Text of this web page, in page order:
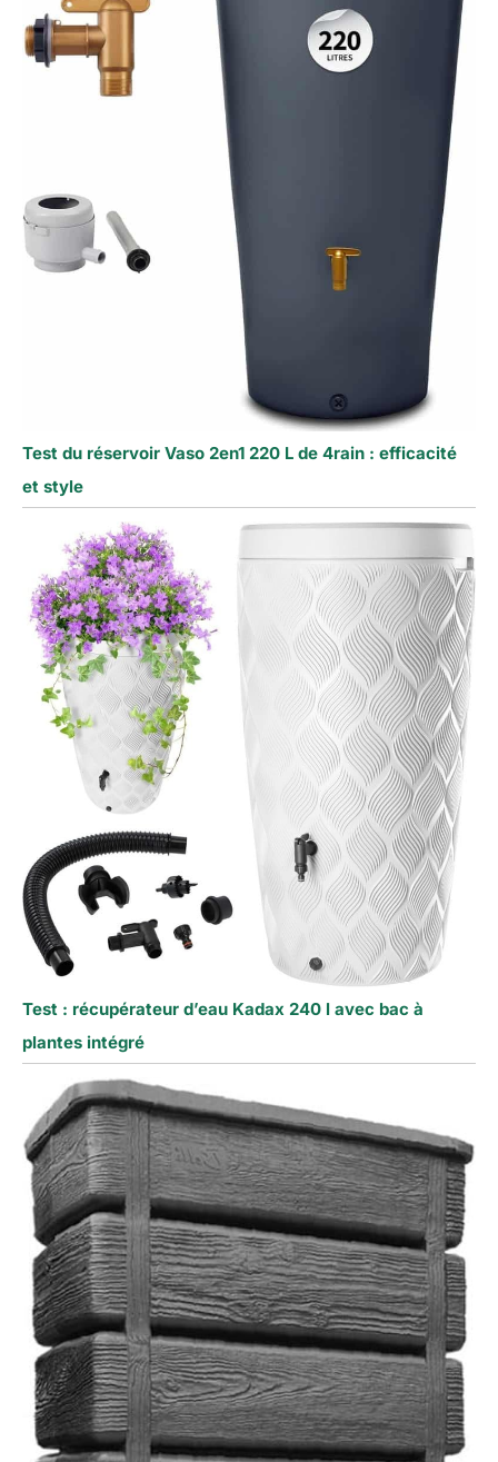
Test du réservoir Vaso 2en1 220 L de 4rain : efficacité
et style
Test : récupérateur d’eau Kadax 240 l avec bac à
plantes intégré